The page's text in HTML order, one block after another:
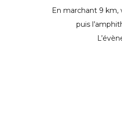
En marchant 9 km,
puis